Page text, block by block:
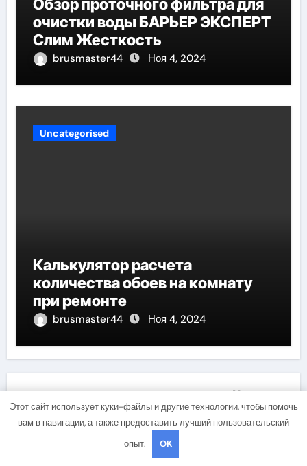
Обзор проточного фильтра для
очистки воды БАРЬЕР ЭКСПЕРТ
Слим Жесткость
brusmaster44 Ноя 4, 2024
Uncategorised
Калькулятор расчета
количества обоев на комнату
при ремонте
brusmaster44 Ноя 4, 2024
Добавить комментарий
Для отправки комментария вам необходимо
Этот сайт использует куки-файлы и другие технологии, чтобы помочь
вам в навигации, а также предоставить лучший пользовательский
опыт.
OK